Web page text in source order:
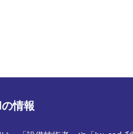
情報